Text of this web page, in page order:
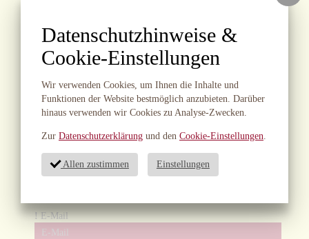
Lösung.
Ihr Name
Straße
PLZ / Ort
Telefon
! E-Mail
Datenschutzhinweise &
Cookie-Einstellungen
Wir verwenden Cookies, um Ihnen die Inhalte und
Funktionen der Website bestmöglich anzubieten. Darüber
hinaus verwenden wir Cookies zu Analyse-Zwecken.
Zur Datenschutzerklärung und den Cookie-Einstellungen.
Allen zustimmen Einstellungen